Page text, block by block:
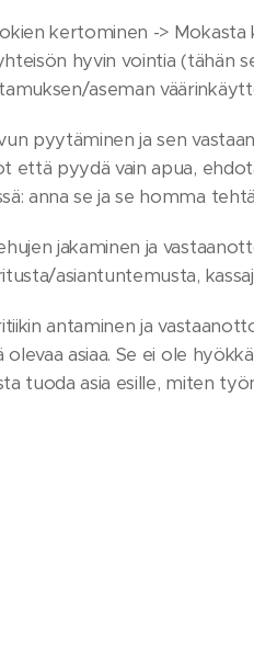
kertominen ->
hyvin vointia (tähän
aseman
pyytäminen ja sen
että pyydä vain apua,
anna se ja se homma
jakaminen ja
asiantuntemusta,
antaminen ja
olevaa asiaa. Se ei ole
tuoda asia esille, miten